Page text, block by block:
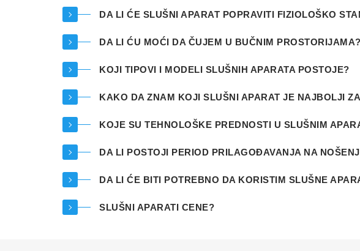
DA LI ĆE SLUŠNI APARAT POPRAVITI FIZIOLOŠKO
DA LI ĆU MOĆI DA ČUJEM U BUČNIM PROSTORIJAMA?
KOJI TIPOVI I MODELI SLUŠNIH APARATA POSTOJE?
KAKO DA ZNAM KOJI SLUŠNI APARAT JE NAJBOLJI
KOJE SU TEHNOLOŠKE PREDNOSTI U SLUŠNIM
DA LI POSTOJI PERIOD PRILAGOĐAVANJA NA
DA LI ĆE BITI POTREBNO DA KORISTIM SLUŠNE
SLUŠNI APARATI CENE?